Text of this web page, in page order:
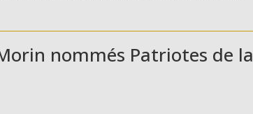
nommés Patriotes de la